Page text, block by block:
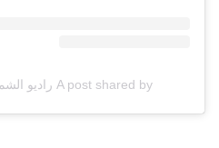
A post shared by راديو الشمس (@ashams.radio)